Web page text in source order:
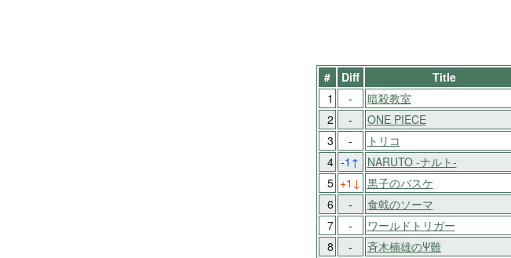
# Diff Title
1
- 暗殺教室
2
- ONE PIECE
3
- トリコ
4 -1 ↑ NARUTO -ナルト-
5 +1 ↓ 黒子のバスケ
6
- 食戟のソーマ
7
- ワールドトリガー
8
- 斉木楠雄のΨ難